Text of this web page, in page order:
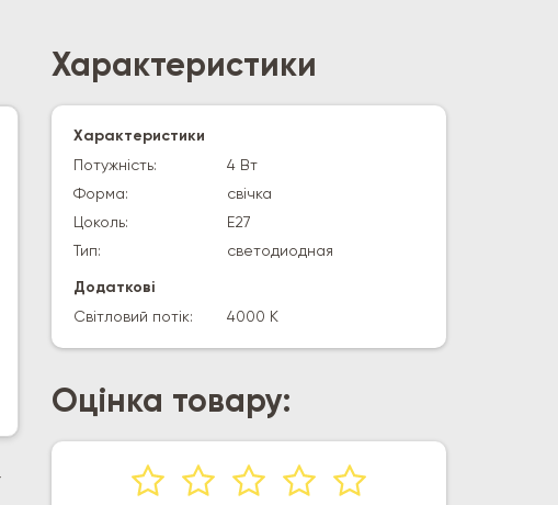
Характеристики
Характеристики
Потужність:
4 Вт
Форма:
свічка
Цоколь:
E27
Тип:
светодиодная
Додаткові
Світловий потік:
4000 К
Оцінка товару: